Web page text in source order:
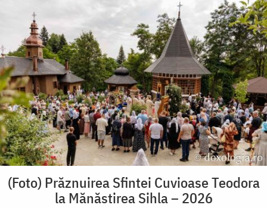
(Foto) Prăznuirea Sfintei Cuvioase Teodora
la Mănăstirea Sihla – 2026